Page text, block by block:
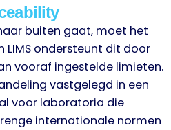
buiten gaat, moet het
LIMS ondersteunt dit door
vooraf ingestelde limieten.
vastgelegd in een
voor laboratoria die
internationale normen